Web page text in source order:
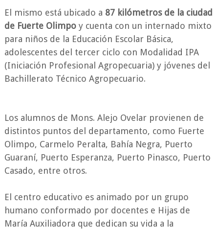
El mismo está ubicado a 87 kilómetros de la ciudad
de Fuerte Olimpo y cuenta con un internado mixto
para niños de la Educación Escolar Básica,
adolescentes del tercer ciclo con Modalidad IPA
(Iniciación Profesional Agropecuaria) y jóvenes del
Bachillerato Técnico Agropecuario.
Los alumnos de Mons. Alejo Ovelar provienen de
distintos puntos del departamento, como Fuerte
Olimpo, Carmelo Peralta, Bahía Negra, Puerto
Guaraní, Puerto Esperanza, Puerto Pinasco, Puerto
Casado, entre otros.
El centro educativo es animado por un grupo
humano conformado por docentes e Hijas de
María Auxiliadora que dedican su vida a la